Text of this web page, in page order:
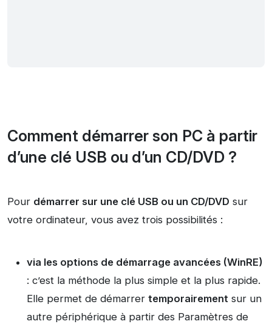
Comment démarrer son PC à partir
d’une clé USB ou d’un CD/DVD ?
Pour démarrer sur une clé USB ou un CD/DVD sur
votre ordinateur, vous avez trois possibilités :
via les options de démarrage avancées (WinRE)
: c’est la méthode la plus simple et la plus rapide.
Elle permet de démarrer temporairement sur un
autre périphérique à partir des Paramètres de